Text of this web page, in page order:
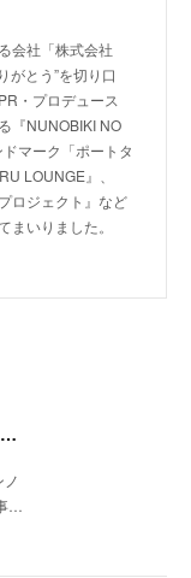
会社「株式会社
がとう”を切り口
・プロデュース
『NUNOBIKI NO
マーク「ポートタ
LOUNGE』、
ロジェクト』など
いりました。
Yahoo Japan newsの記事に掲載されました。
…